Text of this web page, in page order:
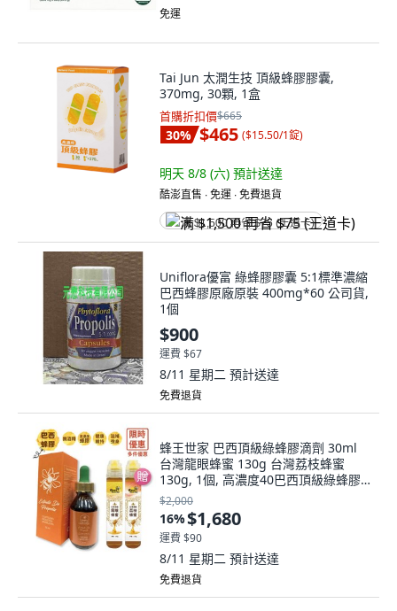
免運
Tai Jun 太潤生技 頂級蜂膠膠囊,
370mg, 30顆, 1盒
首購折扣價$665
30% $465 ($15.50/1錠)
明天 8/8 (六) 預計送達
酷澎直售 ∙ 免運 ∙ 免費退貨
满 $1,500 再省 $75 (王道卡)
Uniflora優富 綠蜂膠膠囊 5:1標準濃縮
巴西蜂膠原廠原裝 400mg*60 公司貨,
1個
$900
運費 $67
8/11 星期二 預計送達
免費退貨
蜂王世家 巴西頂級綠蜂膠滴劑 30ml
台灣龍眼蜂蜜 130g 台灣荔枝蜂蜜
130g, 1個, 高濃度40巴西頂級綠蜂膠
滴劑30ml
$2,000
16%$1,680
運費 $90
8/11 星期二 預計送達
免費退貨